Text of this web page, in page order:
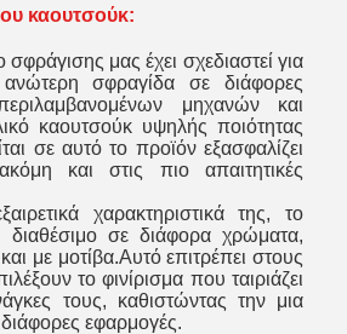
καουτσούκ:
μας έχει σχεδιαστεί για
σφραγίδα σε διάφορες
μηχανών και
καουτσούκ υψηλής ποιότητας
σε αυτό το προϊόν εξασφαλίζει
και στις πιο απαιτητικές
χαρακτηριστικά της, το
διαθέσιμο σε διάφορα χρώματα,
με μοτίβα.Αυτό επιτρέπει στους
το φινίρισμα που ταιριάζει
τους, καθιστώντας την μια
εφαρμογές.